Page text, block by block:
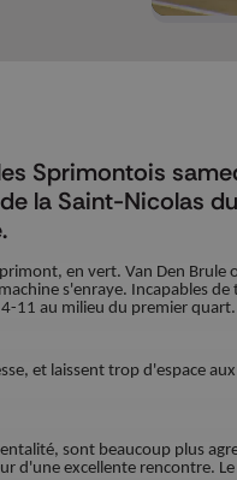
Sprimontois
la Saint-Nicolas
en vert. Van Den
s'enraye. Incapables
11 au milieu du premier quart.
et laissent trop d'espace
sont beaucoup plus
d'une excellente rencontre.